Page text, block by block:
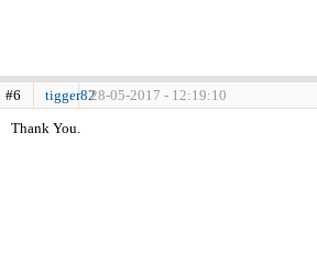
#6 tigger8228-05-2017 - 12:19:10
Thank You.